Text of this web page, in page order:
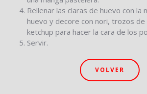
Rellenar las claras de huevo con la
huevo y decore con nori, trozos de
ketchup para hacer la cara de los
Servir.
VOLVER